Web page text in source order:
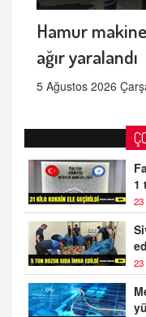
Hamur
ağır yaralandı
5 Ağustos 2026
1
23
23